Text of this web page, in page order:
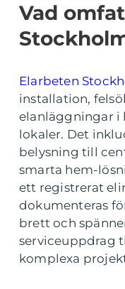
Vad
Elarbeten
installation,
elanläggningar i
lokaler. Det
belysning till
smarta hem-
ett registrerat
dokumenteras
brett och
serviceuppdrag
komplexa